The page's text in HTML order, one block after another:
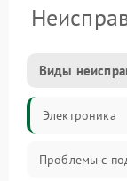
Виды
Электроника
Проблемы с